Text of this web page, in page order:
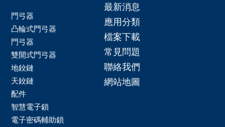
門弓器
凸輪式門弓器
門弓器
雙開式門弓器
地鉸鏈
天鉸鏈
配件
智慧電子鎖
電子密碼輔助鎖
最新消息
應用分類
檔案下載
常見問題
聯絡我們
網站地圖